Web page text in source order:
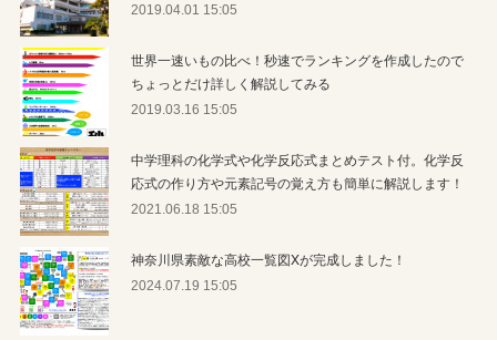
2019.04.01 15:05
世界一速いもの比べ！秒速でランキングを作成したので
ちょっとだけ詳しく解説してみる
2019.03.16 15:05
中学理科の化学式や化学反応式まとめテスト付。化学反
応式の作り方や元素記号の覚え方も簡単に解説します！
2021.06.18 15:05
神奈川県素敵な高校一覧図Xが完成しました！
2024.07.19 15:05